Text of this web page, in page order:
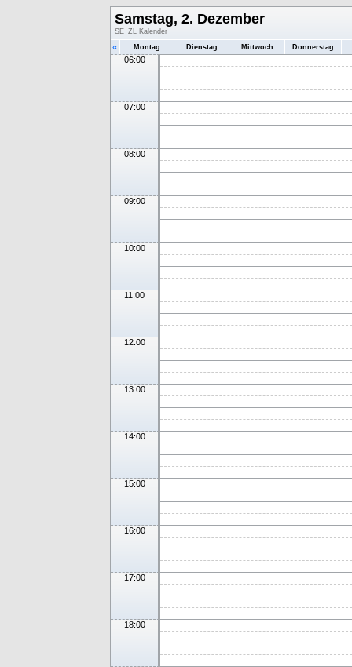
Samstag, 2. Dezember
SE_ZL Kalender
« Montag Dienstag Mittwoch Donnerstag
06:00
07:00
08:00
09:00
10:00
11:00
12:00
13:00
14:00
15:00
16:00
17:00
18:00